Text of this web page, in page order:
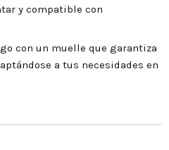
y compatible con
con un muelle que garantiza
a tus necesidades en